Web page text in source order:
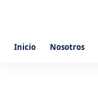
Inicio Nosotros